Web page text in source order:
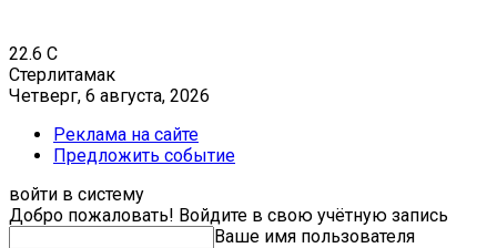
22.6 C
Стерлитамак
Четверг, 6 августа, 2026
Реклама на сайте
Предложить событие
войти в систему
Добро пожаловать! Войдите в свою учётную запись
Ваше имя пользователя